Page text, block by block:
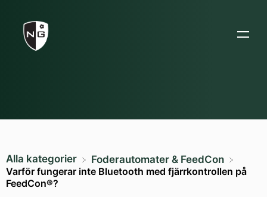
Alla kategorier
​Foderautomater & FeedCon
Varför fungerar inte Bluetooth med fjärrkontrollen på
FeedCon®?